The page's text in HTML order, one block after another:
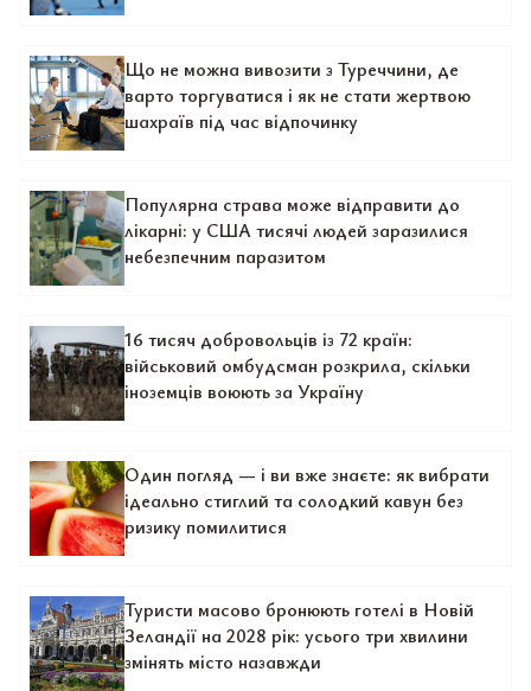
Що не можна вивозити з Туреччини, де
варто торгуватися і як не стати жертвою
шахраїв під час відпочинку
Популярна страва може відправити до
лікарні: у США тисячі людей заразилися
небезпечним паразитом
16 тисяч добровольців із 72 країн:
військовий омбудсман розкрила, скільки
іноземців воюють за Україну
Один погляд — і ви вже знаєте: як вибрати
ідеально стиглий та солодкий кавун без
ризику помилитися
Туристи масово бронюють готелі в Новій
Зеландії на 2028 рік: усього три хвилини
змінять місто назавжди